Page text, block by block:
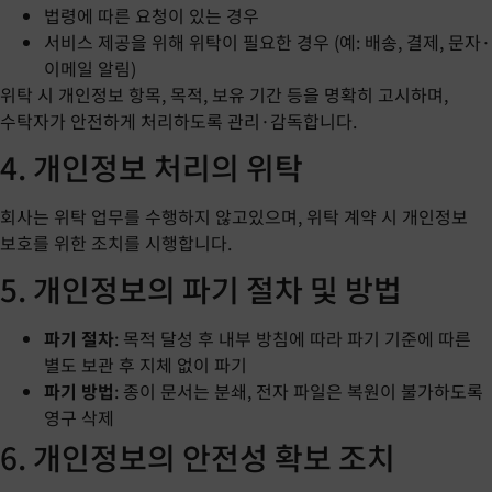
법령에 따른 요청이 있는 경우
서비스 제공을 위해 위탁이 필요한 경우 (예: 배송, 결제, 문자·
이메일 알림)
위탁 시 개인정보 항목, 목적, 보유 기간 등을 명확히 고시하며,
수탁자가 안전하게 처리하도록 관리·감독합니다.
4. 개인정보 처리의 위탁
회사는 위탁 업무를 수행하지 않고있으며, 위탁 계약 시 개인정보
보호를 위한 조치를 시행합니다.
5. 개인정보의 파기 절차 및 방법
파기 절차: 목적 달성 후 내부 방침에 따라 파기 기준에 따른
별도 보관 후 지체 없이 파기
파기 방법: 종이 문서는 분쇄, 전자 파일은 복원이 불가하도록
영구 삭제
6. 개인정보의 안전성 확보 조치